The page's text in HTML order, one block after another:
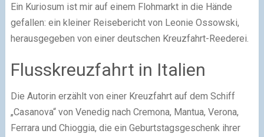
Ein Kuriosum ist mir auf einem Flohmarkt in die Hände
gefallen: ein kleiner Reisebericht von Leonie Ossowski,
herausgegeben von einer deutschen Kreuzfahrt-Reederei.
Flusskreuzfahrt in Italien
Die Autorin erzählt von einer Kreuzfahrt auf dem Schiff
„Casanova“ von Venedig nach Cremona, Mantua, Verona,
Ferrara und Chioggia, die ein Geburtstagsgeschenk ihrer